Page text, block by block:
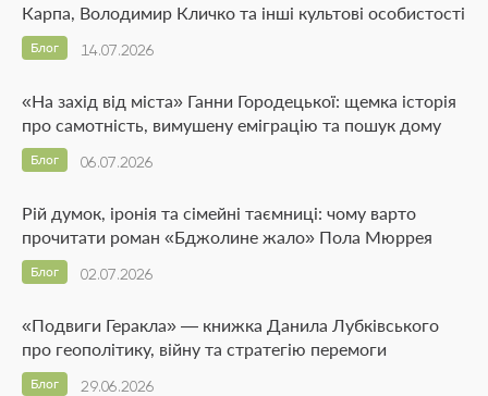
Карпа, Володимир Кличко та інші культові особистості
14.07.2026
Блог
«На захід від міста» Ганни Городецької: щемка історія
про самотність, вимушену еміграцію та пошук дому
06.07.2026
Блог
Рій думок, іронія та сімейні таємниці: чому варто
прочитати роман «Бджолине жало» Пола Мюррея
02.07.2026
Блог
«Подвиги Геракла» — книжка Данила Лубківського
про геополітику, війну та стратегію перемоги
29.06.2026
Блог